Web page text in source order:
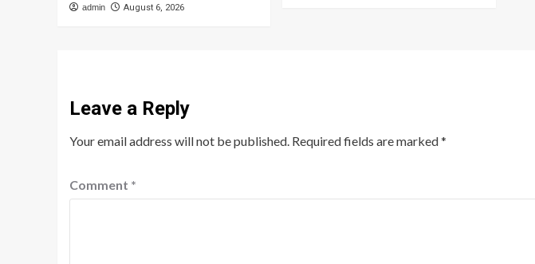
admin August 6, 2026
Leave a Reply
Your email address will not be published. Required fields are marked*
Comment *